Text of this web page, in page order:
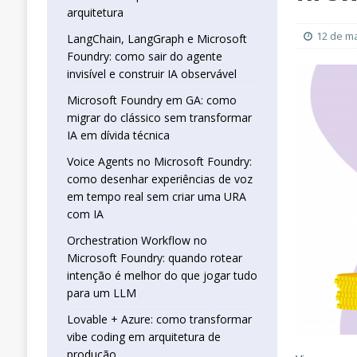
que jogar tudo para um LLM
[ 25 de abril de 2026 ]
Vibe Coding
12 de
arquitetura
LangChain, LangGraph e Microsoft
Foundry: como sair do agente
invisível e construir IA observável
Microsoft Foundry em GA: como
migrar do clássico sem transformar
IA em dívida técnica
Voice Agents no Microsoft Foundry:
como desenhar experiências de voz
em tempo real sem criar uma URA
com IA
Orchestration Workflow no
Microsoft Foundry: quando rotear
intenção é melhor do que jogar tudo
para um LLM
Lovable + Azure: como transformar
vibe coding em arquitetura de